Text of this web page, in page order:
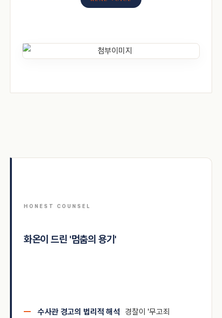
HONEST COUNSEL
화온이 드린 '멈춤의 용기'
수사관 경고의 법리적 해석
경찰이 '무고죄